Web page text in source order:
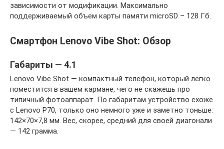
зависимости от модификации. Максимально
поддерживаемый объем карты памяти microSD – 128 Гб.
Смартфон Lenovo Vibe Shot: Обзор
Габариты — 4.1
Lenovo Vibe Shot — компактный телефон, который легко
поместится в вашем кармане, чего не скажешь про
типичный фотоаппарат. По габаритам устройство схоже
с Lenovo P70, только оно немного уже и заметно тоньше:
142×70×7,8 мм. Вес, скорее, средний для своей диагонали
— 142 грамма.